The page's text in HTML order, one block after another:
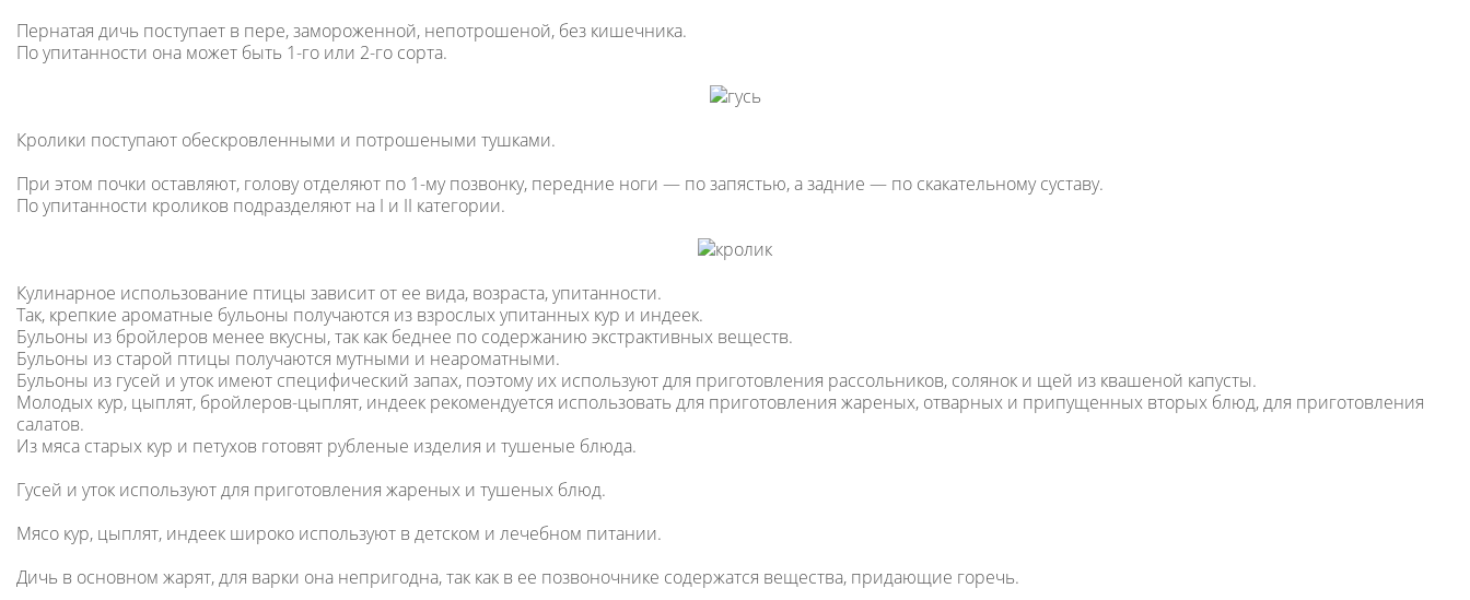
Пернатая дичь поступает в пере, замороженной, непотрошеной, без кишечника.
По упитанности она может быть 1-го или 2-го сорта.
Кролики поступают обескровленными и потрошеными тушками.
При этом почки оставляют, голову отделяют по 1-му позвонку, передние ноги — по запястью, а задние — по скакательному суставу.
По упитанности кроликов подразделяют на I и II категории.
Кулинарное использование птицы зависит от ее вида, возраста, упитанности.
Так, крепкие ароматные бульоны получаются из взрослых упитанных кур и индеек.
Бульоны из бройлеров менее вкусны, так как беднее по содержанию экстрактивных веществ.
Бульоны из старой птицы получаются мутными и неароматными.
Бульоны из гусей и уток имеют специфический запах, поэтому их используют для приготовления рассольников, солянок и щей из квашеной капусты.
Молодых кур, цыплят, бройлеров-цыплят, индеек рекомендуется использовать для приготовления жареных, отварных и припущенных вторых блюд, для приготовления
салатов.
Из мяса старых кур и петухов готовят рубленые изделия и тушеные блюда.
Гусей и уток используют для приготовления жареных и тушеных блюд.
Мясо кур, цыплят, индеек широко используют в детском и лечебном питании.
Дичь в основном жарят, для варки она непригодна, так как в ее позвоночнике содержатся вещества, придающие горечь.